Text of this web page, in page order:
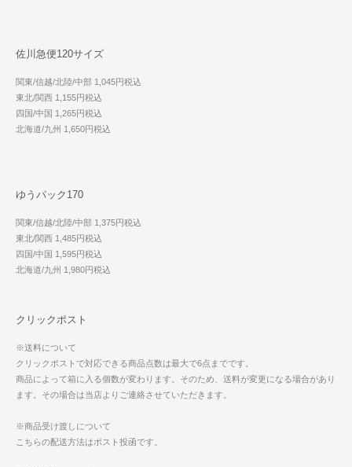
佐川急便120サイズ
関東/信越/北陸/中部 1,045円税込
東北/関西 1,155円税込
四国/中国 1,265円税込
北海道/九州 1,650円税込
ゆうパック170
関東/信越/北陸/中部 1,375円税込
東北/関西 1,485円税込
四国/中国 1,595円税込
北海道/九州 1,980円税込
クリックポスト
※送料について
クリックポストで対応できる商品点数は最大で6点までです。
商品によって箱に入る個数が変わります。そのため、送料が変更になる場合があり
ます。その場合は当店よりご連絡させていただきます。
※商品受け渡しについて
こちらの配送方法はポスト投函です。